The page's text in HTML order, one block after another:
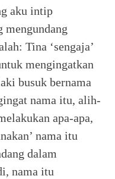
aku intip
mengundang
Tina ‘sengaja’
mengingatkan
busuk bernama
nama itu, alih-
apa-apa,
nama itu
dalam
nama itu